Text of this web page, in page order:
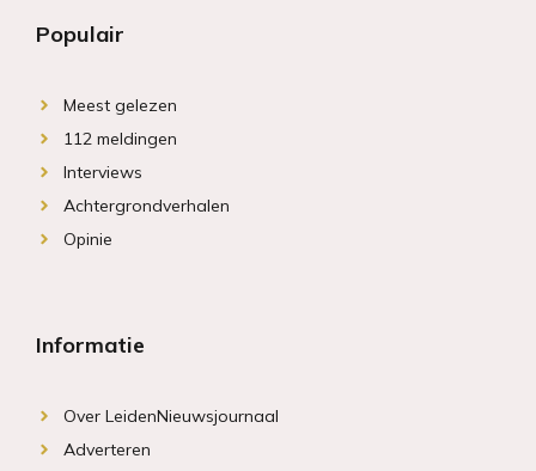
Populair
Meest gelezen
112 meldingen
Interviews
Achtergrondverhalen
Opinie
Informatie
Over LeidenNieuwsjournaal
Adverteren